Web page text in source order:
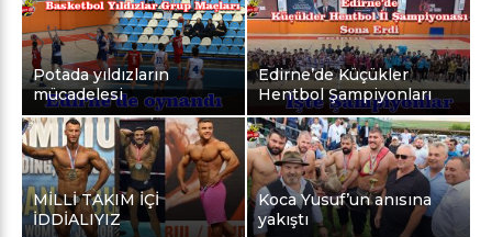
Potada yıldızların
mücadelesi
Edirne’de Küçükler
Hentbol Şampiyonları
MİLLİ TAKIM İÇİ
İDDİALIYIZ
Koca Yusuf’un anısına
yakıştı